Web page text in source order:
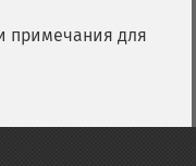
примечания для